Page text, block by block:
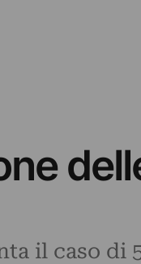
il caso di